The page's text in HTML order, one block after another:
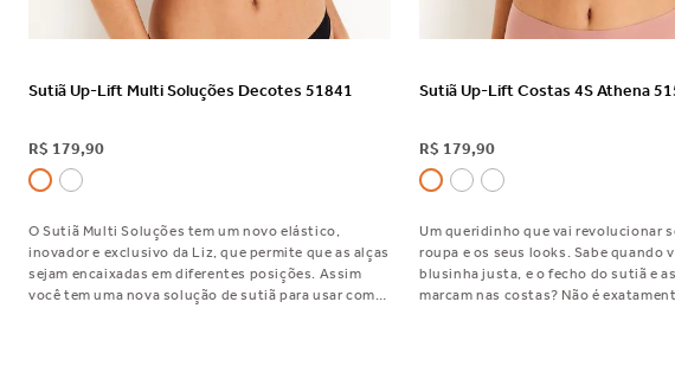
VER DETALHES
Sutiã Up-Lift Multi Soluções Decotes 51841
R$ 179,90
O Sutiã Multi Soluções tem um novo elástico,
inovador e exclusivo da Liz, que permite que as alças
sejam encaixadas em diferentes posições. Assim
você tem uma nova solução de sutiã para usar com
VER DETALHES
Sutiã Up-Lift Costas 4S Athena
R$ 179,90
Um queridinho que vai revolucionar
roupa e os seus looks. Sabe quando
blusinha justa, e o fecho do sutiã e
marcam nas costas? Não é